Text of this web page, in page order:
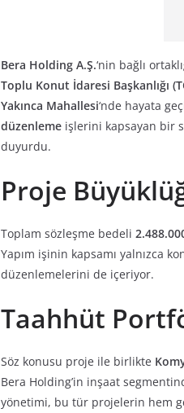
Bera Holding A.Ş.‘nin bağlı
Toplu Konut İdaresi Başkanlığı
Yakınca Mahallesi‘nde hayata
düzenleme işlerini kapsayan bir
duyurdu.
Proje
Toplam sözleşme bedeli
Yapım işinin kapsamı yalnızca
düzenlemelerini de içeriyor.
Taahhüt
Söz konusu proje ile birlikte
Bera Holding’in inşaat
yönetimi, bu tür projelerin hem